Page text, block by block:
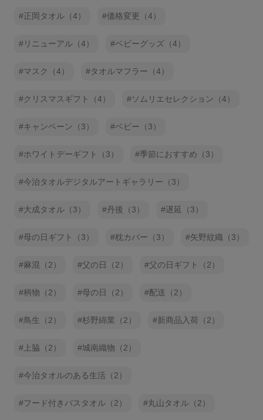
正岡タオル（4） 価格変更（4）
リニューアル（4） ベビーグッズ（4）
マスク（4） タオルマフラー（4）
クリスマスギフト（4） ソムリエセレクション（4）
キャンペーン（3） ベビー（3）
ホワイトデーギフト（3） 季節におすすめ（3）
今治タオルデジタルアートギャラリー（3）
大成タオル（3） 丹後（3） 遅延（3）
母の日ギフト（3） 枕カバー（3） 矢野紋織（3）
麻混（2） 父の日（2） 父の日ギフト（2）
柄物（2） 母の日（2） 配送（2）
鳥生（2） 杉野綿業（2） 新商品入荷（2）
上脇（2） 城南織物（2）
今治タオルのある生活（2）
フード付きバスタオル（2） 丸山タオル（2）